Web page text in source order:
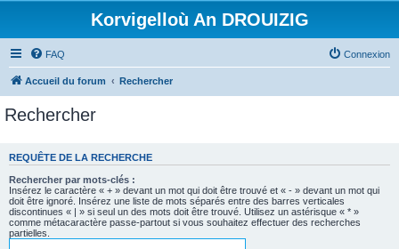
Korvigelloù An DROUIZIG
FAQ Connexion
Accueil du forum Rechercher
Rechercher
REQUÊTE DE LA RECHERCHE
Rechercher par mots-clés :
Insérez le caractère « + » devant un mot qui doit être trouvé et « - » devant un mot qui
doit être ignoré. Insérez une liste de mots séparés entre des barres verticales
discontinues « | » si seul un des mots doit être trouvé. Utilisez un astérisque « * »
comme métacaractère passe-partout si vous souhaitez effectuer des recherches
partielles.